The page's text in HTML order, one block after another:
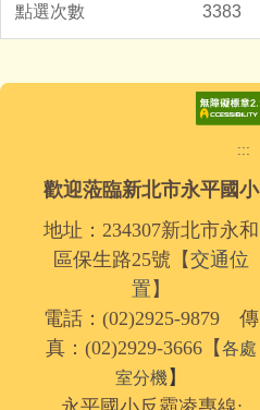
3383
:::
歡迎蒞臨新北市永平國小
地址：234307新北市永和
區保生路25號【交通位
置 】
電話：(02)2925-9879 傳
真：(02)2929-3666【各處
室分機】